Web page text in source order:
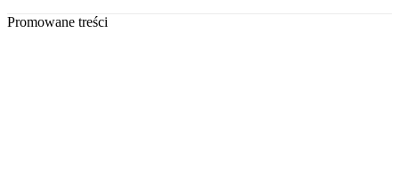
Promowane treści